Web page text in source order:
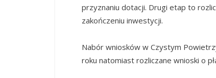
przyznaniu dotacji. Drugi etap to
zakończeniu inwestycji.
Nabór wniosków w Czystym
roku natomiast rozliczane wnioski o